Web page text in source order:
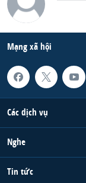
Mạng xã hội
Các dịch vụ
Nghe
Tin tức